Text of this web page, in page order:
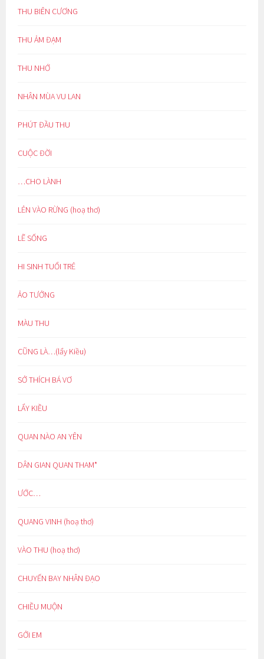
THU BIÊN CƯƠNG
THU ẢM ĐẠM
THU NHỚ
NHÂN MÙA VU LAN
PHÚT ĐẦU THU
CUỘC ĐỜI
…CHO LÀNH
LẺN VÀO RỪNG (hoạ thơ)
LẼ SỐNG
HI SINH TUỔI TRẺ
ẢO TƯỞNG
MÀU THU
CŨNG LÀ…(lẩy Kiều)
SỞ THÍCH BÁ VƠ
LẨY KIỀU
QUAN NÀO AN YÊN
DÂN GIAN QUAN THAM*
ƯỚC…
QUANG VINH (hoạ thơ)
VÀO THU (hoạ thơ)
CHUYẾN BAY NHÂN ĐẠO
CHIỀU MUỘN
GỞI EM